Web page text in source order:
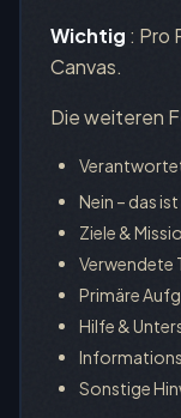
Wichtig : Pro
Canvas.
Die weiteren
Nein – das
Ziele &
Verwendete
Primäre
Hilfe &
Sonstige